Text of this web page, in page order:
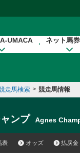
UMACA ネット馬
走馬検索 > 競走馬情報
ンプ Agnes
表 オッズ 払戻金